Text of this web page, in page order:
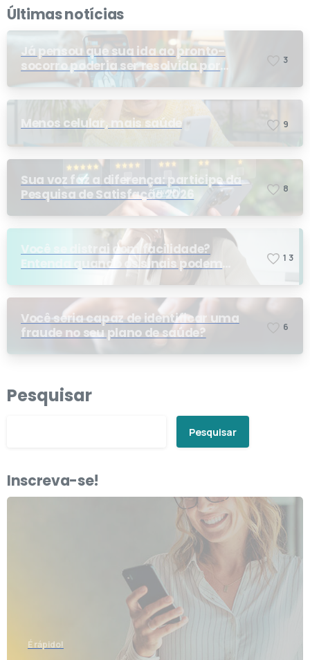
Últimas notícias
Já pensou que sua ida ao pronto-
socorro poderia ser resolvida por
telemedicina?
3
Menos celular, mais saúde 9
Sua voz faz a diferença: participe da
Pesquisa de Satisfação 2026
8
Você se distrai com facilidade?
Entenda quando os sinais podem
1 3
Você seria capaz de identificar uma
fraude no seu plano de saúde?
6
Pesquisar
Pesquisar
Inscreva-se!
É rápido!